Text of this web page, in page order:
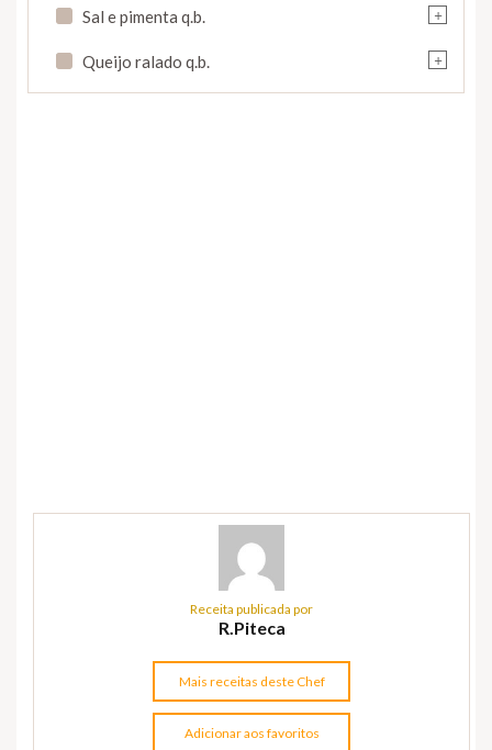
+
Sal e pimenta q.b.
+
Queijo ralado q.b.
Receita publicada por
R.Piteca
Mais receitas deste Chef
Adicionar aos favoritos